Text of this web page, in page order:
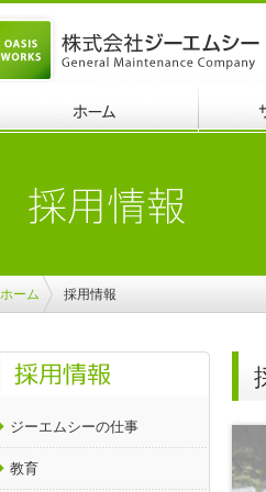
ホーム 採用情報
ジーエムシーの仕事
教育